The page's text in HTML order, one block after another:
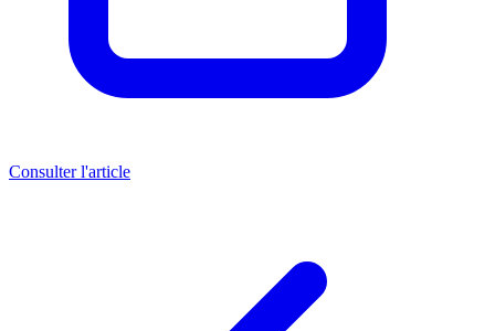
Consulter l'article